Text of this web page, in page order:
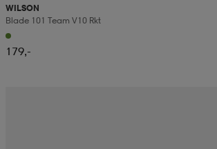
WILSON
Blade 101 Team V10 Rkt
179,-